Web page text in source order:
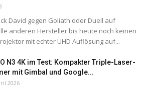
David gegen Goliath oder Duell auf
anderen Hersteller bis heute noch keinen
mit echter UHD Auflösung auf...
N3 4K im Test: Kompakter Triple-Laser-
mit Gimbal und Google...
2026